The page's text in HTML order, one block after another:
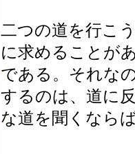
二つの道を行こ
に求めることが
である。それな
するのは、道に
な道を聞くなら